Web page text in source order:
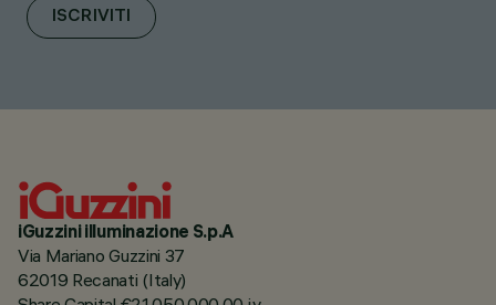
ISCRIVITI
iGuzzini illuminazione S.p.A
Via Mariano Guzzini 37
62019 Recanati (Italy)